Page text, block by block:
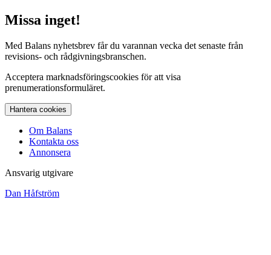
Missa inget!
Med Balans nyhetsbrev får du varannan vecka det senaste från
revisions- och rådgivningsbranschen.
Acceptera marknadsföringscookies för att visa
prenumerationsformuläret.
Hantera cookies
Om Balans
Kontakta oss
Annonsera
Ansvarig utgivare
Dan Håfström